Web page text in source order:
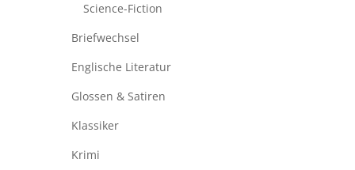
Science-Fiction
Briefwechsel
Englische Literatur
Glossen & Satiren
Klassiker
Krimi